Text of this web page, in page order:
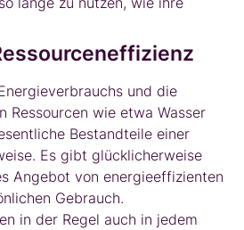
und die
Ressourcen wie etwa Wasser
Bestandteile einer
Es gibt glücklicherweise
Angebot von energieeffizienten
Gebrauch.
in der Regel auch in jedem